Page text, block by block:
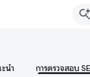
นำ การตรวจสอบ